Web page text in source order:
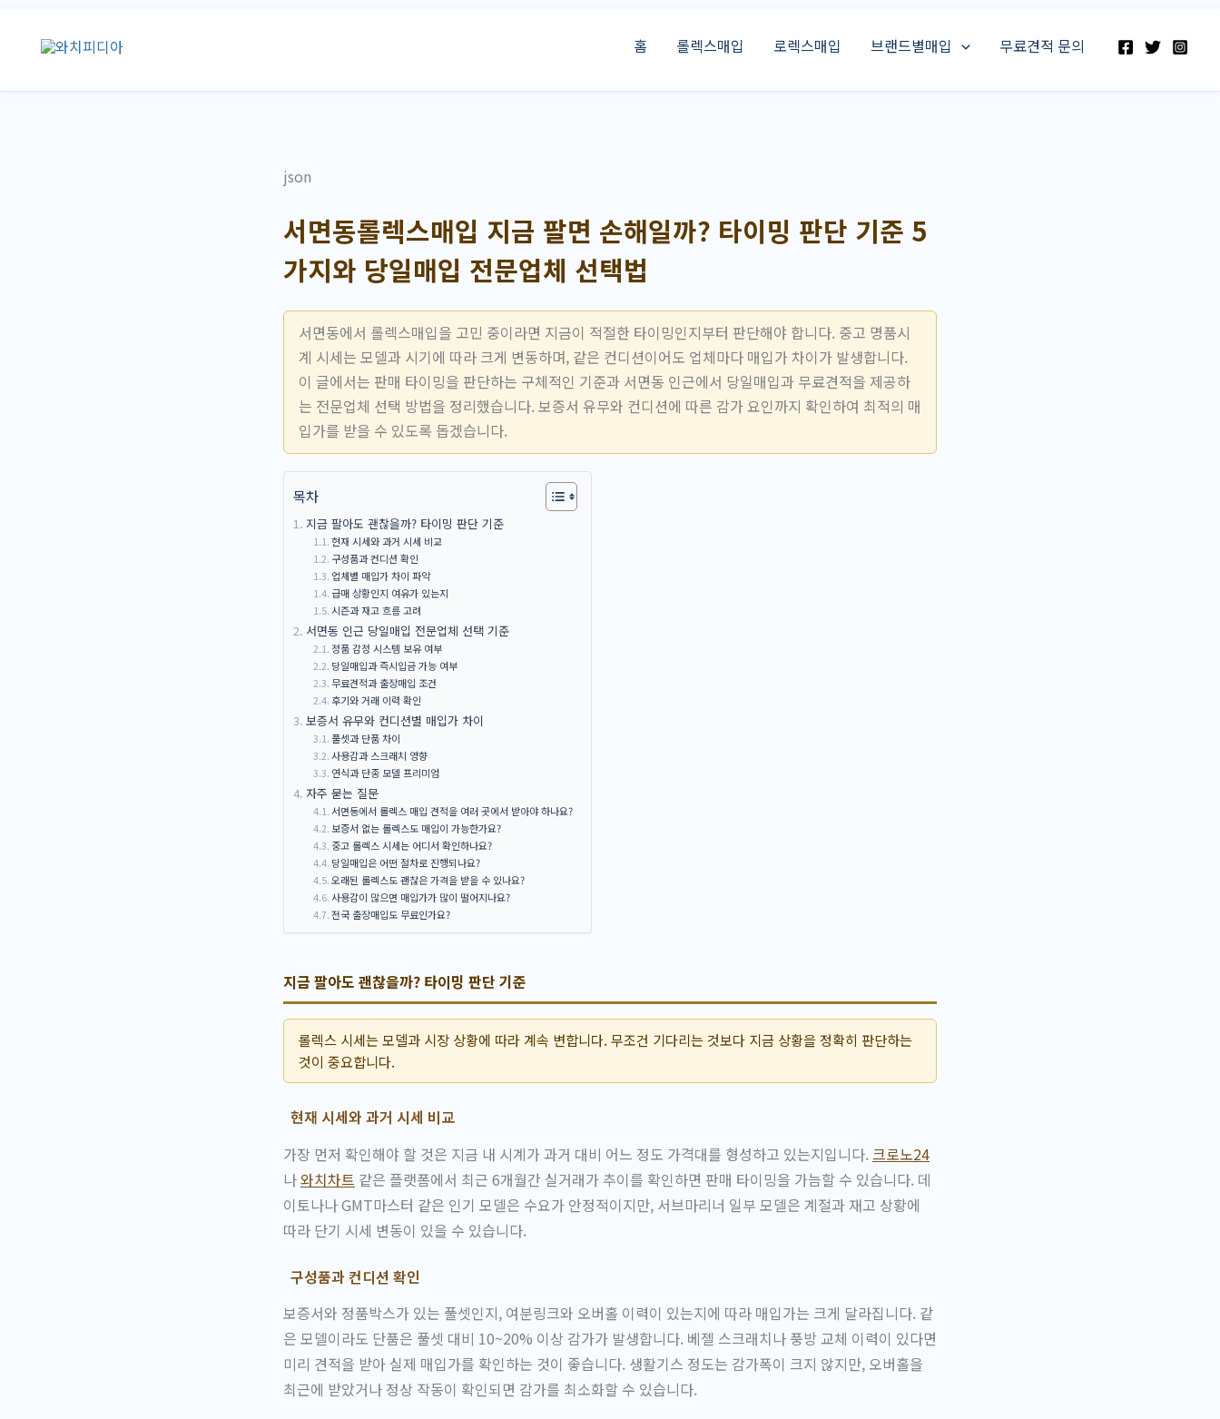
로
홈 롤렉스매입 로렉스매입 브랜드별매입 무료견적 문의
json
서면동롤렉스매입 지금 팔면 손해일까? 타이밍 판단 기준 5
가지와 당일매입 전문업체 선택법
서면동에서 롤렉스매입을 고민 중이라면 지금이 적절한 타이밍인지부터 판단해야 합니다. 중고 명품시
계 시세는 모델과 시기에 따라 크게 변동하며, 같은 컨디션이어도 업체마다 매입가 차이가 발생합니다.
이 글에서는 판매 타이밍을 판단하는 구체적인 기준과 서면동 인근에서 당일매입과 무료견적을 제공하
는 전문업체 선택 방법을 정리했습니다. 보증서 유무와 컨디션에 따른 감가 요인까지 확인하여 최적의 매
입가를 받을 수 있도록 돕겠습니다.
목차
지금 팔아도 괜찮을까? 타이밍 판단 기준
현재 시세와 과거 시세 비교
구성품과 컨디션 확인
업체별 매입가 차이 파악
급매 상황인지 여유가 있는지
시즌과 재고 흐름 고려
서면동 인근 당일매입 전문업체 선택 기준
정품 감정 시스템 보유 여부
당일매입과 즉시입금 가능 여부
무료견적과 출장매입 조건
후기와 거래 이력 확인
보증서 유무와 컨디션별 매입가 차이
풀셋과 단품 차이
사용감과 스크래치 영향
연식과 단종 모델 프리미엄
자주 묻는 질문
서면동에서 롤렉스 매입 견적을 여러 곳에서 받아야 하나요?
보증서 없는 롤렉스도 매입이 가능한가요?
중고 롤렉스 시세는 어디서 확인하나요?
당일매입은 어떤 절차로 진행되나요?
오래된 롤렉스도 괜찮은 가격을 받을 수 있나요?
사용감이 많으면 매입가가 많이 떨어지나요?
전국 출장매입도 무료인가요?
지금 팔아도 괜찮을까? 타이밍 판단 기준
롤렉스 시세는 모델과 시장 상황에 따라 계속 변합니다. 무조건 기다리는 것보다 지금 상황을 정확히 판단하는
것이 중요합니다.
현재 시세와 과거 시세 비교
가장 먼저 확인해야 할 것은 지금 내 시계가 과거 대비 어느 정도 가격대를 형성하고 있는지입니다. 크로노24
나와치차트 같은 플랫폼에서 최근 6개월간 실거래가 추이를 확인하면 판매 타이밍을 가늠할 수 있습니다. 데
이토나나 GMT마스터 같은 인기 모델은 수요가 안정적이지만, 서브마리너 일부 모델은 계절과 재고 상황에
따라 단기 시세 변동이 있을 수 있습니다.
구성품과 컨디션 확인
보증서와 정품박스가 있는 풀셋인지, 여분링크와 오버홀 이력이 있는지에 따라 매입가는 크게 달라집니다. 같
은 모델이라도 단품은 풀셋 대비 10~20% 이상 감가가 발생합니다. 베젤 스크래치나 풍방 교체 이력이 있다면
미리 견적을 받아 실제 매입가를 확인하는 것이 좋습니다. 생활기스 정도는 감가폭이 크지 않지만, 오버홀을
최근에 받았거나 정상 작동이 확인되면 감가를 최소화할 수 있습니다.